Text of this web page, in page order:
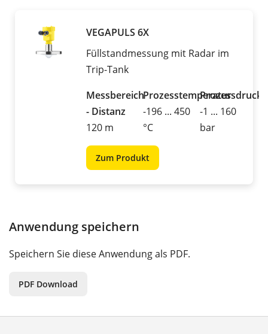
VEGAPULS 6X
Füllstandmessung mit Radar im
Trip-Tank
Messbereich
- Distanz
120 m
Prozesstemperatur
-196 ... 450
°C
Prozessdruck
-1 ... 160
bar
Zum Produkt
Anwendung speichern
Speichern Sie diese Anwendung als PDF.
PDF Download